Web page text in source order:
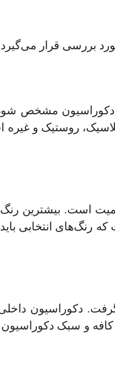
بررسی قرار
دکوراسیون مشخص
روستیک و غیره
است. بیشترین
انتخابی باید
دکوراسیون
و سبک